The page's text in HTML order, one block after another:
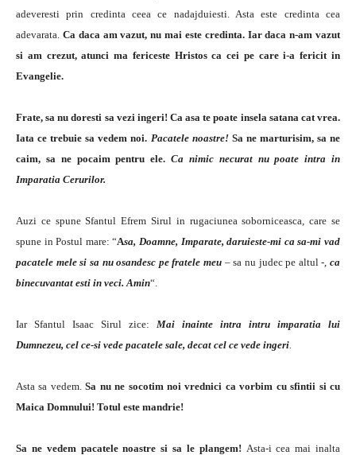
adeveresti prin credinta ceea ce nadajduiesti. Asta este credinta cea
adevarata. Ca daca am vazut, nu mai este credinta. Iar daca n-am vazut
si am crezut, atunci ma fericeste Hristos ca cei pe care i-a fericit in
Evangelie.
Frate, sa nu doresti sa vezi ingeri! Ca asa te poate insela satana cat vrea.
Iata ce trebuie sa vedem noi. Pacatele noastre! Sa ne marturisim, sa ne
caim, sa ne pocaim pentru ele. Ca nimic necurat nu poate intra in
Imparatia Cerurilor.
Auzi ce spune Sfantul Efrem Sirul in rugaciunea soborniceasca, care se
spune in Postul mare: “Asa, Doamne, Imparate, daruieste-mi ca sa-mi vad
pacatele mele si sa nu osandesc pe fratele meu – sa nu judec pe altul -, ca
binecuvantat esti in veci. Amin“.
Iar Sfantul Isaac Sirul zice: Mai inainte intra intru imparatia lui
Dumnezeu, cel ce-si vede pacatele sale, decat cel ce vede ingeri
Asta sa vedem.Sa nu ne socotim noi vrednici ca vorbim cu sfintii si cu
Maica Domnului! Totul este mandrie!
Sa ne vedem pacatele noastre si sa le plangem! Asta-i cea mai inalta